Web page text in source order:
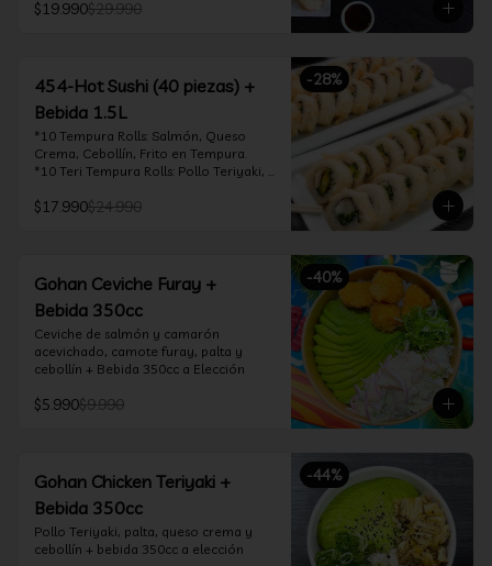
Palta, Cebollín, Envuelto en Queso
salmón y bañado en salsa acevichada
*10 Tempura Rolls: Salmón, Queso
Crema, Cebollín, Frito en Tempura.
*Incluye 2 palitos, 2 soya 30ml, 1 salsa
teriyaki 30ml
$19.990$29.990
-28%
454-Hot Sushi (40 piezas) +
Bebida 1.5L
*10 Tempura Rolls: Salmón, Queso
Crema, Cebollín, Frito en Tempura.
*10 Teri Tempura Rolls: Pollo Teriyaki,
Tempura
Queso Crema y Cebollín, frito en
tempura
*Incluye 2 palitos, 2 soya 30ml, 1 salsa
teriyaki 30ml
$17.990$24.990
-40%
Gohan Ceviche Furay +
Bebida 350cc
Ceviche de salmón y camarón
acevichado, camote furay, palta y
cebollín + Bebida 350cc a Elección
$5.990$9.990
-44%
Gohan Chicken Teriyaki +
Bebida 350cc
Pollo Teriyaki, palta, queso crema y
cebollín + bebida 350cc a elección